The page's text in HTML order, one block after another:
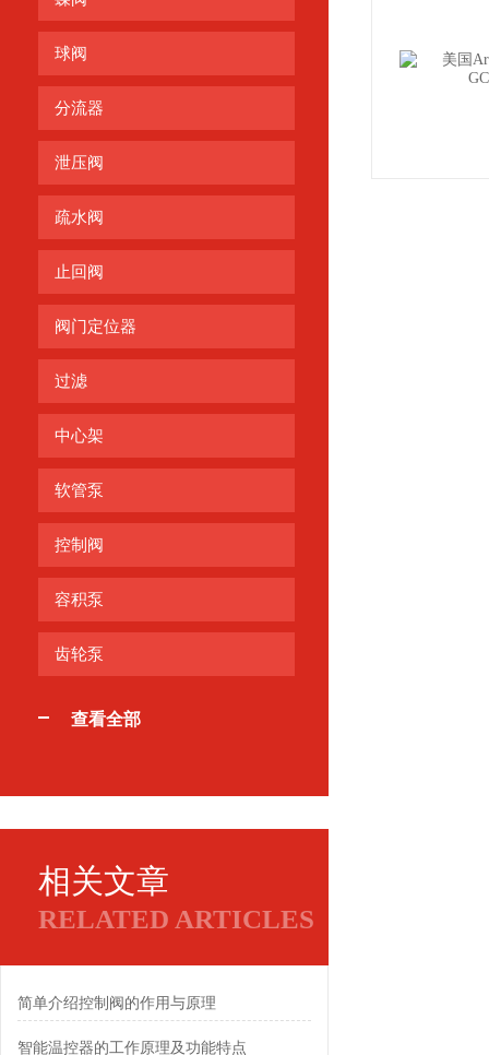
球阀
分流器
泄压阀
疏水阀
止回阀
阀门定位器
过滤
中心架
软管泵
控制阀
容积泵
齿轮泵
查看全部
相关文章
RELATED ARTICLES
简单介绍控制阀的作用与原理
智能温控器的工作原理及功能特点